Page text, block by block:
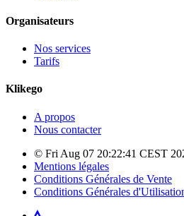
Organisateurs
Nos services
Tarifs
Klikego
A propos
Nous contacter
© Fri Aug 07 20:22:41 CEST
Mentions légales
Conditions Générales de Vente
Conditions Générales